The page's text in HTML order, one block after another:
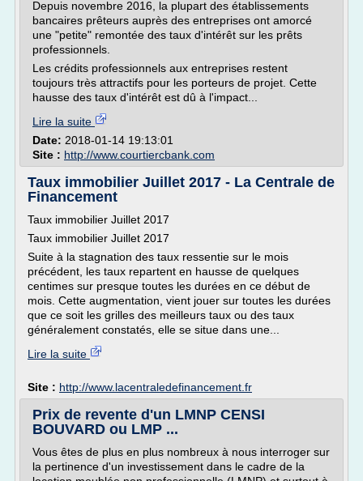
Depuis novembre 2016, la plupart des établissements
bancaires prêteurs auprès des entreprises ont amorcé
une "petite" remontée des taux d'intérêt sur les prêts
professionnels.
Les crédits professionnels aux entreprises restent
toujours très attractifs pour les porteurs de projet. Cette
hausse des taux d'intérêt est dû à l'impact...
Lire la suite
Date: 2018-01-14 19:13:01
Site : http://www.courtiercbank.com
Taux immobilier Juillet 2017 - La Centrale de
Financement
Taux immobilier Juillet 2017
Taux immobilier Juillet 2017
Suite à la stagnation des taux ressentie sur le mois
précédent, les taux repartent en hausse de quelques
centimes sur presque toutes les durées en ce début de
mois. Cette augmentation, vient jouer sur toutes les durées
que ce soit les grilles des meilleurs taux ou des taux
généralement constatés, elle se situe dans une...
Lire la suite
Site : http://www.lacentraledefinancement.fr
Prix de revente d'un LMNP CENSI
BOUVARD ou LMP ...
Vous êtes de plus en plus nombreux à nous interroger sur
la pertinence d'un investissement dans le cadre de la